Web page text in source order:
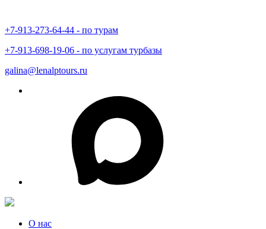
+7-913-273-64-44 - по турам
+7-913-698-19-06 - по услугам турбазы
galina@lenalptours.ru
О нас